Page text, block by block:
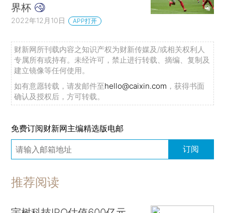
界杯
2022年12月10日 APP打开
财新网所刊载内容之知识产权为财新传媒及/或相关权利人
专属所有或持有。未经许可，禁止进行转载、摘编、复制及
建立镜像等任何使用。
如有意愿转载，请发邮件至hello@caixin.com ，获得书面
确认及授权后，方可转载。
免费订阅财新网主编精选版电邮
订阅
推荐阅读